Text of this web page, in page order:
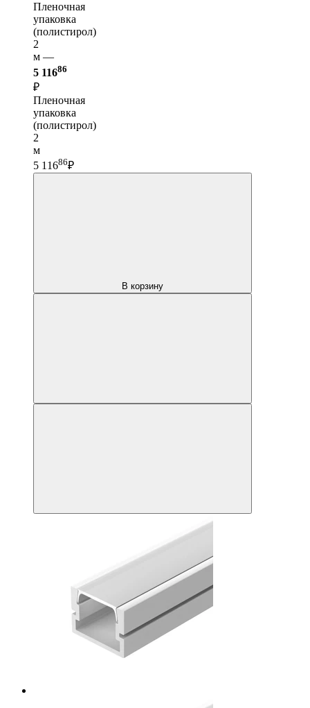
Пленочная
упаковка
(полистирол)
2
м —
5 11686
₽
Пленочная
упаковка
(полистирол)
2
м
5 11686₽
В корзину